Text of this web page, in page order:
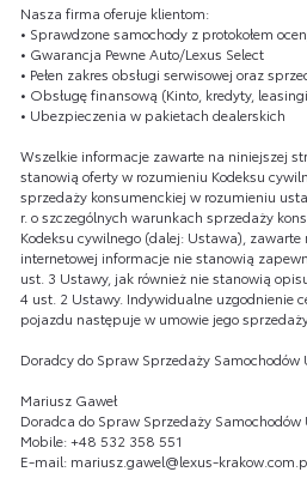
Nasza firma oferuje klientom:
• Sprawdzone samochody z protokołem
• Gwarancja Pewne Auto/Lexus Select
• Pełen zakres obsługi serwisowej oraz
• Obsługę finansową (Kinto, kredyty,
• Ubezpieczenia w pakietach dealerskich
Wszelkie informacje zawarte na niniejszej
stanowią oferty w rozumieniu Kodeksu
sprzedaży konsumenckiej w rozumieniu
r. o szczególnych warunkach sprzedaży
Kodeksu cywilnego (dalej: Ustawa),
internetowej informacje nie stanowią
ust. 3 Ustawy, jak również nie stanowią
4 ust. 2 Ustawy. Indywidualne uzgodnienie
pojazdu następuje w umowie jego
Doradcy do Spraw Sprzedaży Samochodów
Mariusz Gaweł
Doradca do Spraw Sprzedaży Samochodów
Mobile: +48 532 358 551
E-mail: mariusz.gawel@lexus-